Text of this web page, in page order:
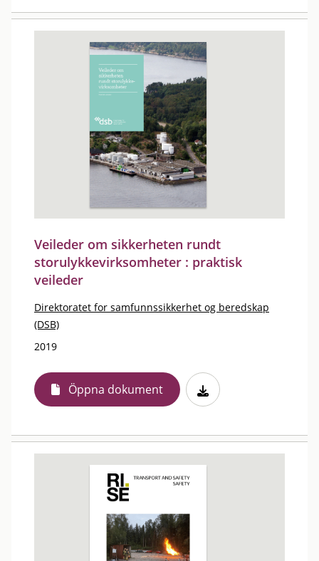
Veileder om sikkerheten rundt
storulykkevirksomheter : praktisk
veileder
Direktoratet for samfunnssikkerhet og beredskap
(DSB)
2019
Öppna dokument